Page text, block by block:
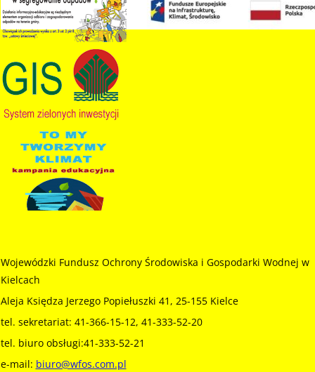
Wojewódzki Fundusz Ochrony Środowiska i Gospodarki Wodnej w
Kielcach
Aleja Księdza Jerzego Popiełuszki 41, 25-155 Kielce
tel. sekretariat: 41-366-15-12, 41-333-52-20
tel. biuro obsługi:41-333-52-21
e-mail: biuro@wfos.com.pl